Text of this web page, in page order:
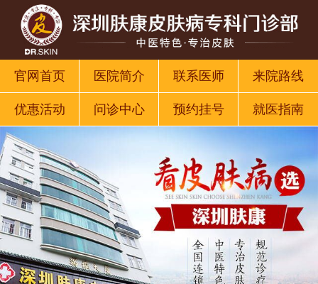
官网首页 医院简介 联系医师 来院路线
优惠活动 问诊中心 预约挂号 就医指南